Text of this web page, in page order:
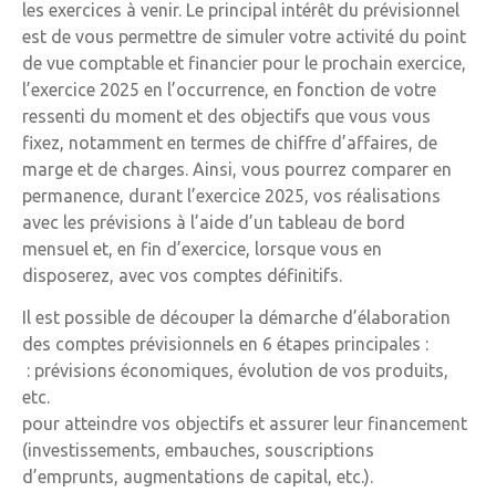
les exercices à venir. Le principal intérêt du prévisionnel
est de vous permettre de simuler votre activité du point
de vue comptable et financier pour le prochain exercice,
l’exercice 2025 en l’occurrence, en fonction de votre
ressenti du moment et des objectifs que vous vous
fixez, notamment en termes de chiffre d’affaires, de
marge et de charges. Ainsi, vous pourrez comparer en
permanence, durant l’exercice 2025, vos réalisations
avec les prévisions à l’aide d’un tableau de bord
mensuel et, en fin d’exercice, lorsque vous en
disposerez, avec vos comptes définitifs.
Il est possible de découper la démarche d’élaboration
des comptes prévisionnels en 6 étapes principales :
: prévisions économiques, évolution de vos produits,
etc.
pour atteindre vos objectifs et assurer leur financement
(investissements, embauches, souscriptions
d’emprunts, augmentations de capital, etc.).